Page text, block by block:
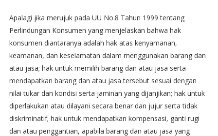
Apalagi jika merujuk pada UU No.8 Tahun 1999 tentang
Perlindungan Konsumen yang menjelaskan bahwa hak
konsumen diantaranya adalah hak atas kenyamanan,
keamanan, dan keselamatan dalam menggunakan barang dan
atau jasa; hak untuk memilih barang dan atau jasa serta
mendapatkan barang dan atau jasa tersebut sesuai dengan
nilai tukar dan kondisi serta jaminan yang dijanjikan; hak untuk
diperlakukan atau dilayani secara benar dan jujur serta tidak
diskriminatif; hak untuk mendapatkan kompensasi, ganti rugi
dan atau penggantian, apabila barang dan atau jasa yang